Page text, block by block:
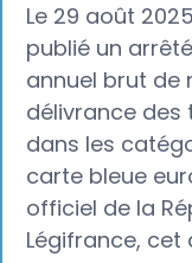
Le 29 août
publié un
annuel brut de
délivrance des
dans les
carte bleue
officiel de la
Légifrance, cet